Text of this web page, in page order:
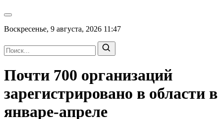
Воскресенье, 9 августа, 2026 11:47
Почти 700 организаций
зарегистрировано в области в
январе-апреле